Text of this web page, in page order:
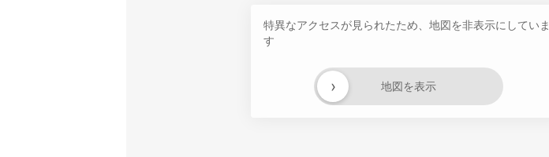
特異なアクセスが見られたため、地図を非表示にしていま
す
地図を表示
›